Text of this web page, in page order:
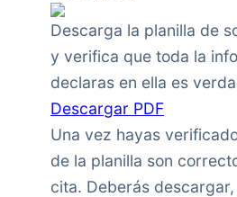
Descarga la planilla de
y verifica que toda la
declaras en ella es
Descargar PDF
Una vez hayas
de la planilla son
cita. Deberás